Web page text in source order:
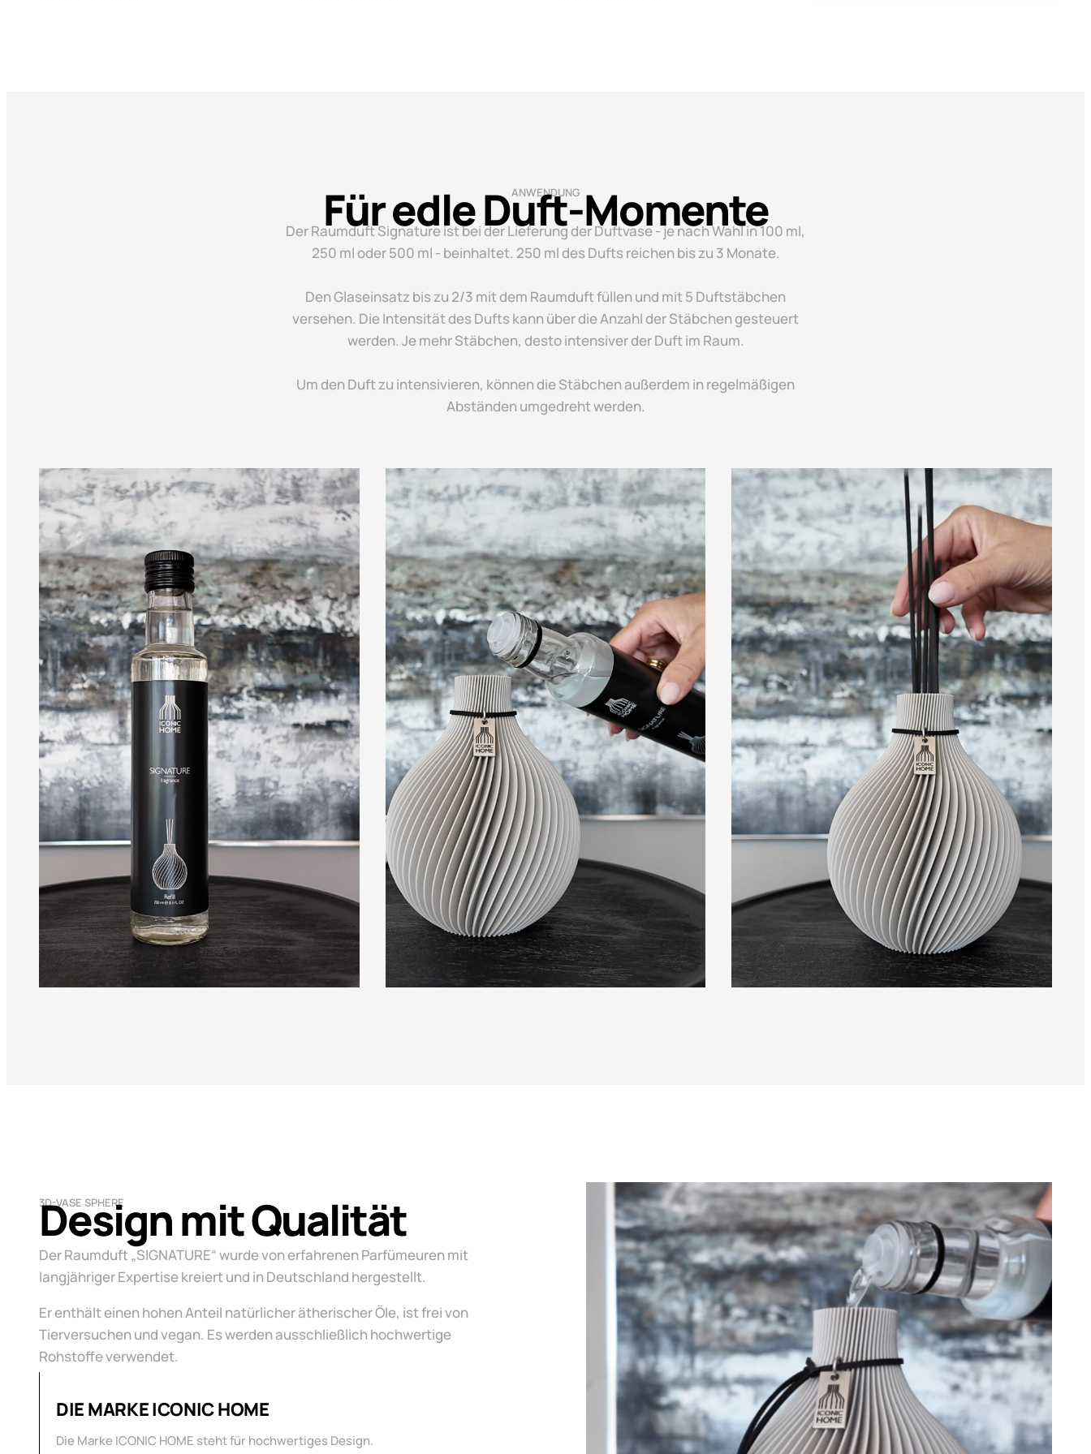
ANWENDUNG
Für edle Duft-Momente
Der Raumduft Signature ist bei der Lieferung der Duftvase - je nach Wahl in 100 ml,
250 ml oder 500 ml - beinhaltet. 250 ml des Dufts reichen bis zu 3 Monate.
Den Glaseinsatz bis zu 2/3 mit dem Raumduft füllen und mit 5 Duftstäbchen
versehen. Die Intensität des Dufts kann über die Anzahl der Stäbchen gesteuert
werden. Je mehr Stäbchen, desto intensiver der Duft im Raum.
Um den Duft zu intensivieren, können die Stäbchen außerdem in regelmäßigen
Abständen umgedreht werden.
3D-VASE SPHERE
Design mit Qualität
Der Raumduft „SIGNATURE“wurde von erfahrenen Parfümeuren mit
langjähriger Expertise kreiert und in Deutschland hergestellt.
Er enthält einen hohen Anteil natürlicher ätherischer Öle, ist frei von
Tierversuchen und vegan. Es werden ausschließlich hochwertige
Rohstoffe verwendet.
DIE MARKE ICONIC HOME
Die Marke ICONIC HOME steht für hochwertiges Design.